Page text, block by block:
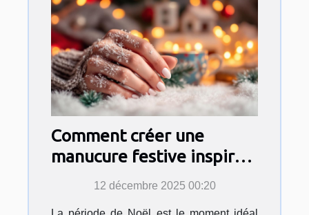
Comment créer une
manucure festive inspirée
par l'esprit de Noël ?
12 décembre 2025 00:20